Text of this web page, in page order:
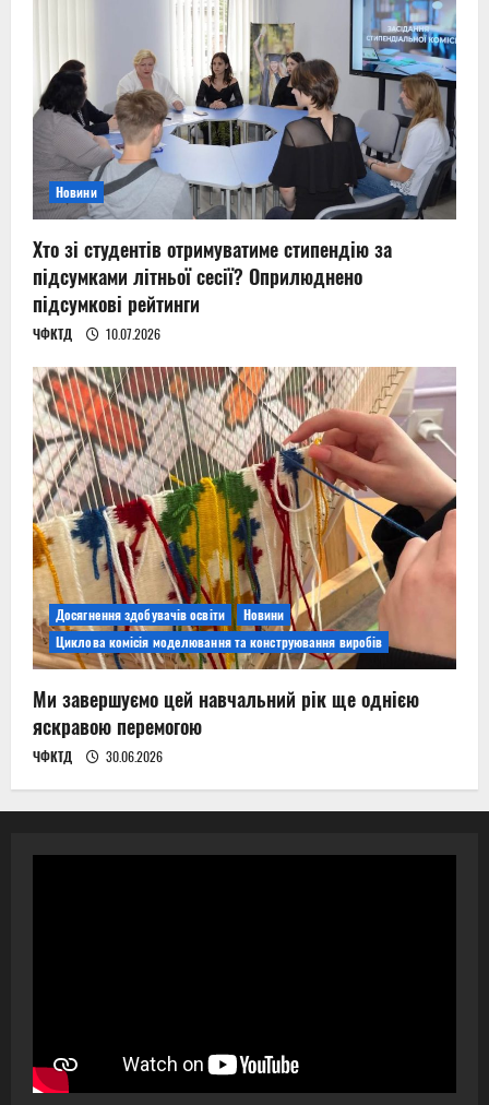
Новини
Хто зі студентів отримуватиме стипендію за
підсумками літньої сесії? Оприлюднено
підсумкові рейтинги
ЧФКТД 10.07.2026
Досягнення здобувачів освіти
Новини
Циклова комісія моделювання та конструювання виробів
Ми завершуємо цей навчальний рік ще однією
яскравою перемогою
ЧФКТД 30.06.2026